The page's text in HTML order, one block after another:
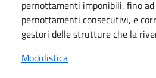
pernottamenti imponibili, fino
pernottamenti consecutivi, e
gestori delle strutture che la
Modulistica